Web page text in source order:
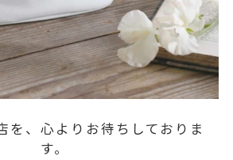
を、心よりお待ちしておりま
す。